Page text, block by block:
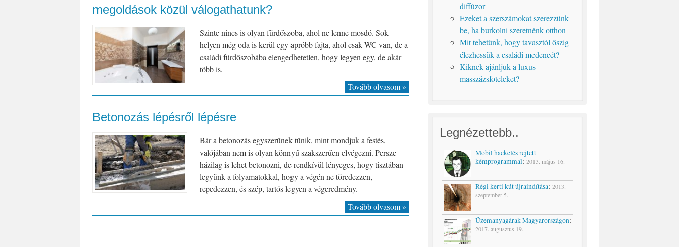
megoldások közül válogathatunk?
Szinte nincs is olyan fürdőszoba, ahol ne lenne mosdó. Sok
helyen még oda is kerül egy apróbb fajta, ahol csak WC van, de a
családi fürdőszobába elengedhetetlen, hogy legyen egy, de akár
több is.
Tovább olvasom »
Betonozás lépésről lépésre
Bár a betonozás egyszerűnek tűnik, mint mondjuk a festés,
valójában nem is olyan könnyű szakszerűen elvégezni. Persze
házilag is lehet betonozni, de rendkívül lényeges, hogy tisztában
legyünk a folyamatokkal, hogy a végén ne töredezzen,
repedezzen, és szép, tartós legyen a végeredmény.
Tovább olvasom »
diffúzor
Ezeket a szerszámokat szerezzünk
be, ha burkolni szeretnénk otthon
Mit tehetünk, hogy tavasztól őszig
élezhessük a családi medencét?
Kiknek ajánljuk a luxus
masszázsfoteleket?
Legnézettebb..
Mobil hackelés rejtett
kémprogrammal:2013. május 16.
Régi kerti kút újraindítása:2013.
szeptember 5.
Üzemanyagárak Magyarországon:
2017. augusztus 19.